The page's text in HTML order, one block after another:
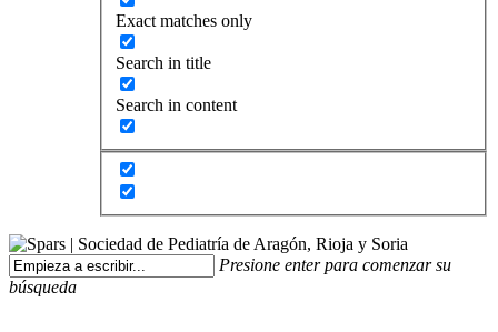
Exact matches only
Search in title
Search in content
Presione enter para comenzar su
búsqueda